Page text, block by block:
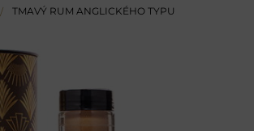
/ TMAVÝ RUM ANGLICKÉHO TYPU